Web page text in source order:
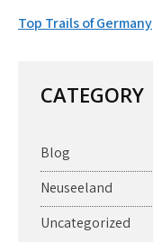
Beitrags-
Top Trails of Germany
CATEGORY
Blog
Neuseeland
Uncategorized